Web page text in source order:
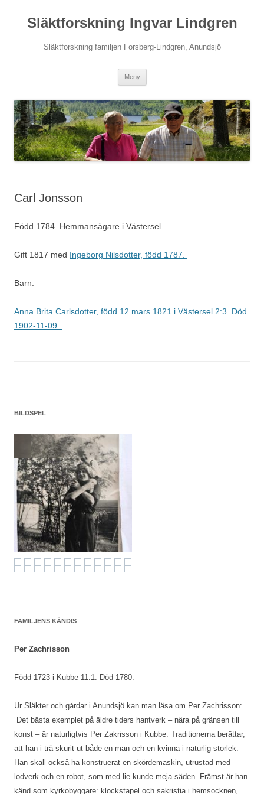
innehåll
Släktforskning Ingvar Lindgren
Släktforskning familjen Forsberg-Lindgren, Anundsjö
Meny
Carl Jonsson
Född 1784. Hemmansägare i Västersel
Gift 1817 med Ingeborg Nilsdotter, född 1787.
Barn:
Anna Brita Carlsdotter, född 12 mars 1821 i Västersel 2:3. Död
1902-11-09.
BILDSPEL
FAMILJENS KÄNDIS
Per Zachrisson
Född 1723 i Kubbe 11:1. Död 1780.
Ur Släkter och gårdar i Anundsjö kan man läsa om Per Zachrisson:
”Det bästa exemplet på äldre tiders hantverk – nära på gränsen till
konst – är naturligtvis Per Zakrisson i Kubbe. Traditionerna berättar,
att han i trä skurit ut både en man och en kvinna i naturlig storlek.
Han skall också ha konstruerat en skördemaskin, utrustad med
lodverk och en robot, som med lie kunde meja säden. Främst är han
känd som kyrkobyggare: klockstapel och sakristia i hemsocknen,